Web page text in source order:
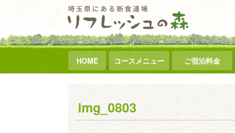
HOME コースメニュー ご宿泊料金
img_0803